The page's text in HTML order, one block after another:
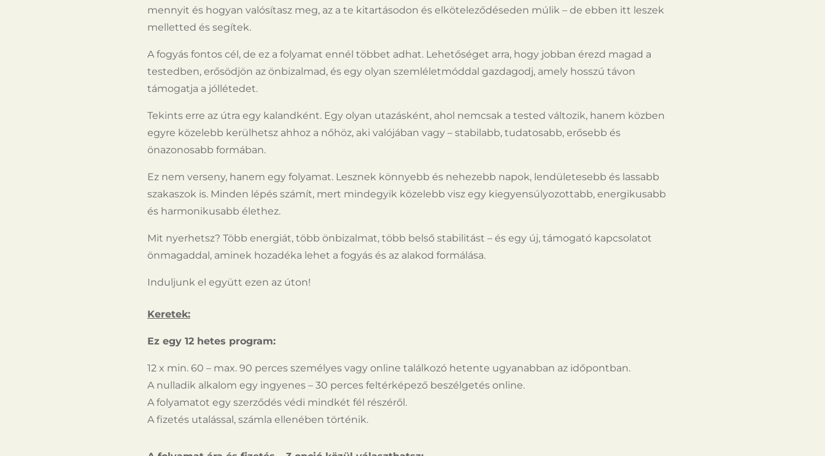
mennyit és hogyan valósítasz meg, az a te kitartásodon és elköteleződéseden múlik – de ebben itt leszek
melletted és segítek.
A fogyás fontos cél, de ez a folyamat ennél többet adhat. Lehetőséget arra, hogy jobban érezd magad a
testedben, erősödjön az önbizalmad, és egy olyan szemléletmóddal gazdagodj, amely hosszú távon
támogatja a jóllétedet.
Tekints erre az útra egy kalandként. Egy olyan utazásként, ahol nemcsak a tested változik, hanem közben
egyre közelebb kerülhetsz ahhoz a nőhöz, aki valójában vagy – stabilabb, tudatosabb, erősebb és
önazonosabb formában.
Ez nem verseny, hanem egy folyamat. Lesznek könnyebb és nehezebb napok, lendületesebb és lassabb
szakaszok is. Minden lépés számít, mert mindegyik közelebb visz egy kiegyensúlyozottabb, energikusabb
és harmonikusabb élethez.
Mit nyerhetsz? Több energiát, több önbizalmat, több belső stabilitást – és egy új, támogató kapcsolatot
önmagaddal, aminek hozadéka lehet a fogyás és az alakod formálása.
Induljunk el együtt ezen az úton!
Keretek:
Ez egy 12 hetes program:
12 x min. 60 – max. 90 perces személyes vagy online találkozó hetente ugyanabban az időpontban.
A nulladik alkalom egy ingyenes – 30 perces feltérképező beszélgetés online.
A folyamatot egy szerződés védi mindkét fél részéről.
A fizetés utalással, számla ellenében történik.